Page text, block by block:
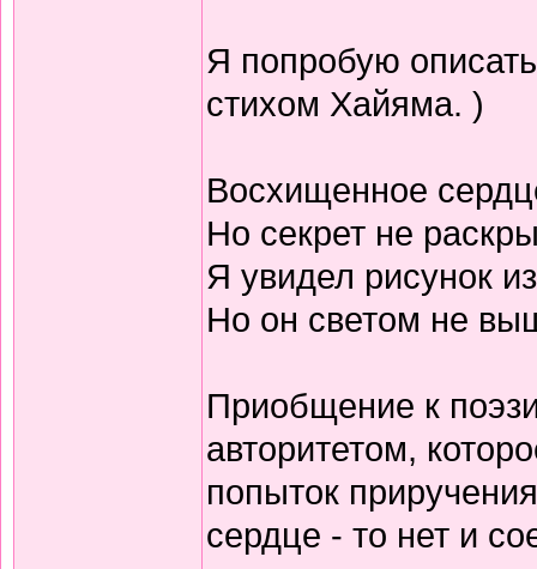
Я попробую
стихом Хайяма. )
Восхищенное
Но секрет не
Я увидел рисунок
Но он светом не
Приобщение к
авторитетом,
попыток
сердце - то нет и